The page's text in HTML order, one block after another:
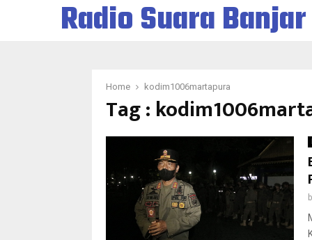
Radio Suara Banjar
Home kodim1006martapura
Tag :